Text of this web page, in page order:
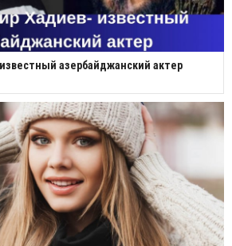
азербайджанский актер